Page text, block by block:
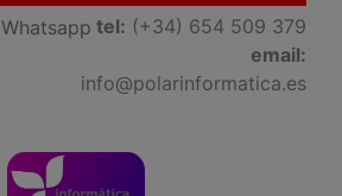
Whatsapp tel: (+34) 654 509 379
email:
info@polarinformatica.es